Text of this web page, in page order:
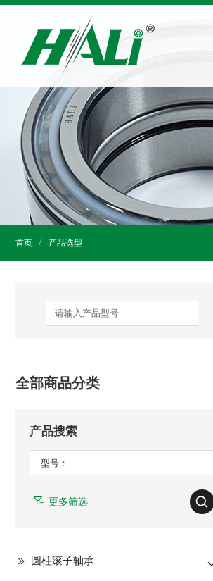
首页 产品选型
全部商品分类
产品搜索
更多筛选
圆柱滚子轴承